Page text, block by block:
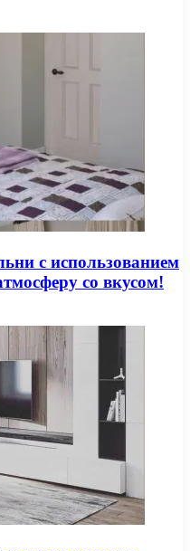
с использованием
со вкусом!